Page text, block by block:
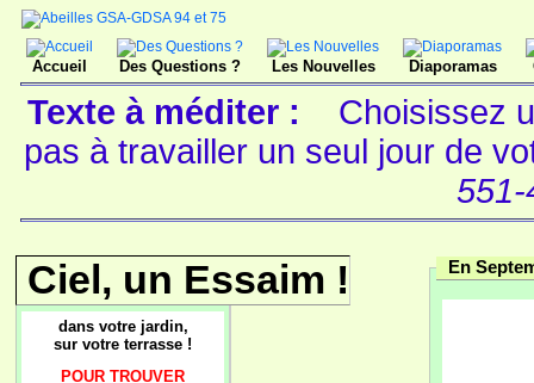
Accueil Des Questions ? Les Nouvelles Diaporamas
Texte à méditer :
Choisissez
pas à travailler un seul jour de
551-
Ciel, un Essaim !
dans votre jardin,
sur votre terrasse !
POUR TROUVER
En